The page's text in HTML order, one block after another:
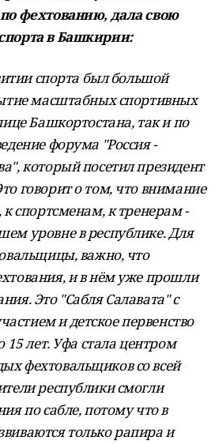
фехтованию, дала свою
в Башкирии:
спорта был большой
масштабных спортивных
Башкортостана, так и по
форума "Россия -
который посетил президент
говорит о том, что внимание
спортсменам, к тренерам -
уровне в республике. Для
важно, что
и в нём уже прошли
Это "Сабля Салавата" с
и детское первенство
15 лет. Уфа стала центром
фехтовальщиков со всей
республики смогли
по сабле, потому что в
только рапира и